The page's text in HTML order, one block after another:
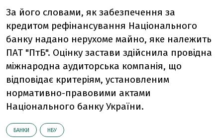
За його словами, як забезпечення за
кредитом рефінансування Національного
банку надано нерухоме майно, яке належить
ПАТ "ПтБ". Оцінку застави здійснила провідна
міжнародна аудиторська компанія, що
відповідає критеріям, установленим
нормативно-правовими актами
Національного банку України.
БАНКИ НБУ